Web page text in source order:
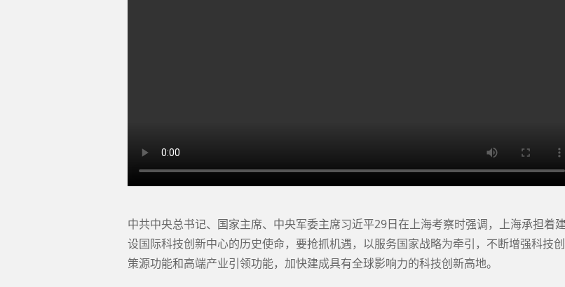
中共中央总书记、国家主席、中央军委主席习近平29日在上海考察时强调，上海承担着建
设国际科技创新中心的历史使命，要抢抓机遇，以服务国家战略为牵引，不断增强科技
策源功能和高端产业引领功能，加快建成具有全球影响力的科技创新高地。